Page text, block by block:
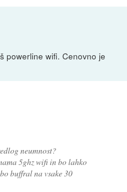
powerline wifi. Cenovno je
neumnost?
5ghz wifi in bo lahko
buffral na vsake 30